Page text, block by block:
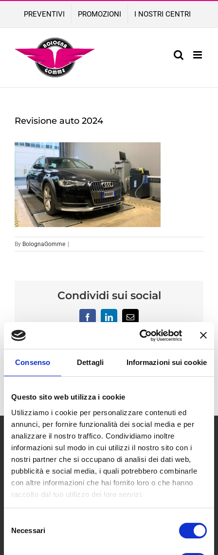
Consenso Dettagli Informazioni sui cookie
Questo sito web utilizza i cookie
Utilizziamo i cookie per personalizzare contenuti ed
annunci, per fornire funzionalità dei social media e per
analizzare il nostro traffico. Condividiamo inoltre
informazioni sul modo in cui utilizzi il nostro sito con i
nostri partner che si occupano di analisi dei dati web,
pubblicità e social media, i quali potrebbero combinarle
con altre informazioni che hai fornito loro o che hanno
raccolto dal tuo utilizzo dei loro servizi.
delNecessari
content
PREVENTIVI PROMOZIONI I NOSTRI CENTRI
Revisione auto 2024
By BolognaGomme
Condividi sui social
FacebookLinkedInEmail
SCOPRI I NOSTRI CENTRI